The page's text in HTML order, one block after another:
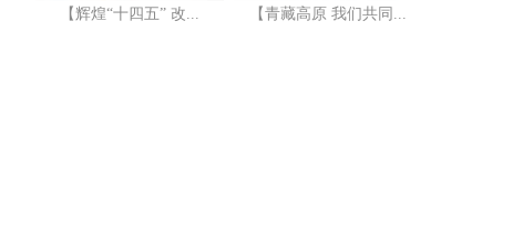
【辉煌“十四五” 改... 【青藏高原 我们共同...